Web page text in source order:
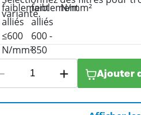
variante.
Ajouter